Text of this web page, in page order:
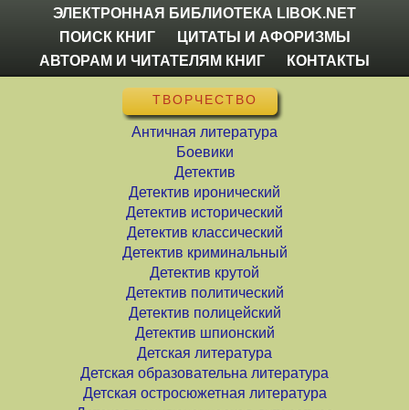
ЭЛЕКТРОННАЯ БИБЛИОТЕКА LIBOK.NET
ПОИСК КНИГ
ЦИТАТЫ И АФОРИЗМЫ
АВТОРАМ И ЧИТАТЕЛЯМ КНИГ
КОНТАКТЫ
ТВОРЧЕСТВО
Античная литература
Боевики
Детектив
Детектив иронический
Детектив исторический
Детектив классический
Детектив криминальный
Детектив крутой
Детектив политический
Детектив полицейский
Детектив шпионский
Детская литература
Детская образовательна литература
Детская остросюжетная литература